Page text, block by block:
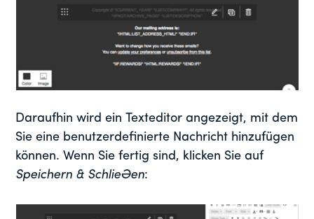
Daraufhin wird ein Texteditor angezeigt, mit dem
Sie eine benutzerdefinierte Nachricht hinzufügen
können. Wenn Sie fertig sind, klicken Sie auf
Speichern & Schließen: